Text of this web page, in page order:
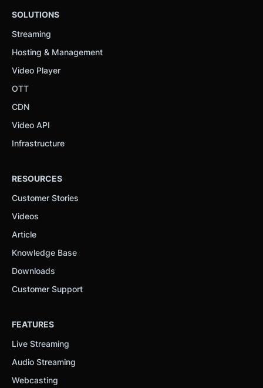
SOLUTIONS
Streaming
Hosting & Management
Video Player
OTT
CDN
Video API
Infrastructure
RESOURCES
Customer Stories
Videos
Article
Knowledge Base
Downloads
Customer Support
FEATURES
Live Streaming
Audio Streaming
Webcasting